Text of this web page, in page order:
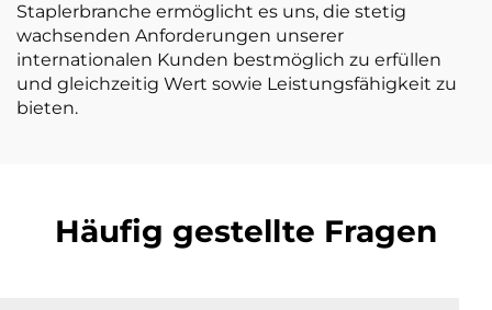
Staplerbranche ermöglicht es uns, die stetig
wachsenden Anforderungen unserer
internationalen Kunden bestmöglich zu erfüllen
und gleichzeitig Wert sowie Leistungsfähigkeit zu
bieten.
Häufig gestellte Fragen